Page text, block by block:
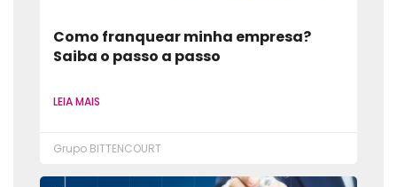
Como franquear minha empresa?
Saiba o passo a passo
LEIA MAIS
Grupo BITTENCOURT